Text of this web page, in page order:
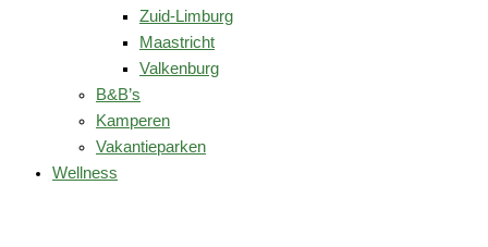
Zuid-Limburg
Maastricht
Valkenburg
B&B’s
Kamperen
Vakantieparken
Wellness